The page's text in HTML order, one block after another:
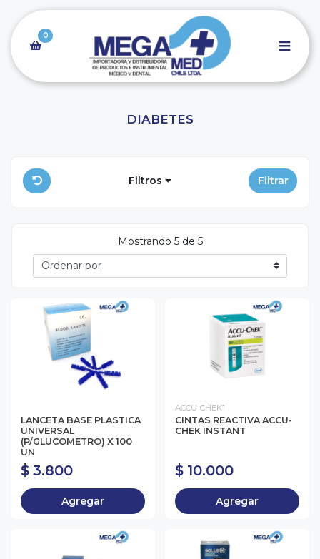
0
DIABETES
Filtros Filtrar
Mostrando 5 de 5
LANCETA BASE PLASTICA
UNIVERSAL
(P/GLUCOMETRO) X 100
UN
$ 3.800
Agregar
ACCU-CHEK1
CINTAS REACTIVA ACCU-
CHEK INSTANT
$ 10.000
Agregar